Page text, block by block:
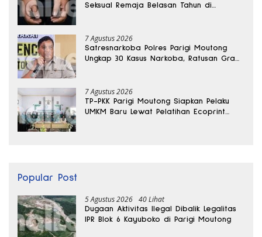
Seksual Remaja Belasan Tahun di
7 Agustus 2026
Satresnarkoba Polres Parigi Moutong
Ungkap 30 Kasus Narkoba, Ratusan Gram
7 Agustus 2026
TP-PKK Parigi Moutong Siapkan Pelaku
UMKM Baru Lewat Pelatihan Ecoprint
Popular Post
5 Agustus 2026 40 Lihat
Dugaan Aktivitas Ilegal Dibalik Legalitas
IPR Blok 6 Kayuboko di Parigi Moutong